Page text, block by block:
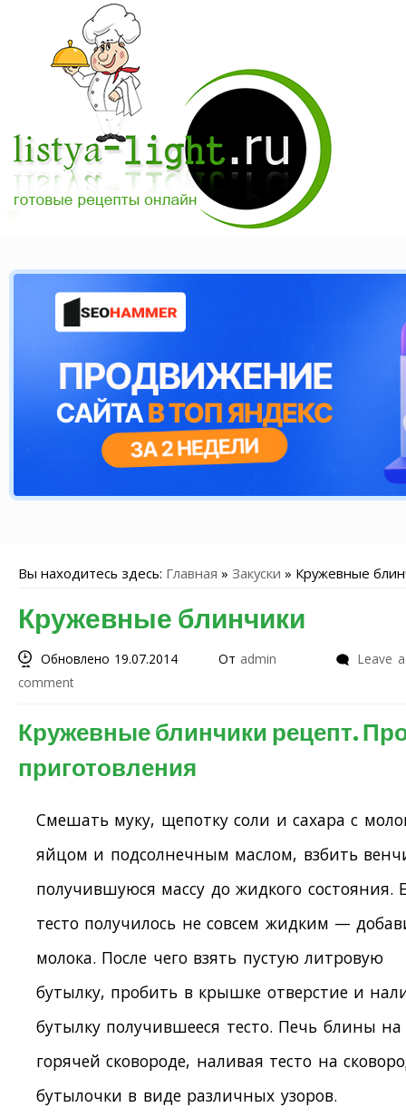
Вы находитесь здесь: Главная » Закуски » Кружевные
Кружевные блинчики
Обновлено 19.07.2014 От admin
Leave a
comment
Кружевные блинчики рецепт.
приготовления
Смешать муку, щепотку соли и сахара с
яйцом и подсолнечным маслом, взбить
получившуюся массу до жидкого состояния.
тесто получилось не совсем жидким —
молока. После чего взять пустую литровую
бутылку, пробить в крышке отверстие и
бутылку получившееся тесто. Печь блины на
горячей сковороде, наливая тесто на
бутылочки в виде различных узоров.